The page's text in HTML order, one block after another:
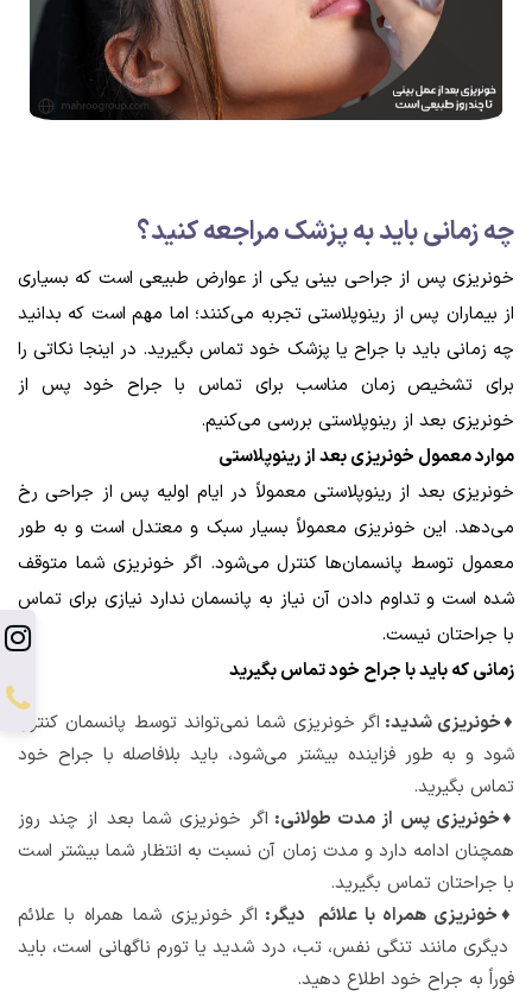
چه زمانی باید به پزشک مراجعه کنید؟
خونریزی پس از جراحی بینی یکی از عوارض طبیعی است که بسیاری
از بیماران پس از رینوپلاستی تجربه می‌کنند؛ اما مهم است که بدانید
چه زمانی باید با جراح یا پزشک خود تماس بگیرید. در اینجا نکاتی را
برای تشخیص زمان مناسب برای تماس با جراح خود پس از
خونریزی بعد از رینوپلاستی بررسی می‌کنیم.
موارد معمول خونریزی بعد از رینوپلاستی
خونریزی بعد از رینوپلاستی معمولاً در ایام اولیه پس از جراحی رخ
می‌دهد. این خونریزی معمولاً بسیار سبک و معتدل است و به طور
معمول توسط پانسمان‌ها کنترل می‌شود. اگر خونریزی شما متوقف
شده است و تداوم دادن آن نیاز به پانسمان ندارد نیازی برای تماس
با جراحتان نیست.
زمانی که باید با جراح خود تماس بگیرید
♦خونریزی شدید: اگر خونریزی شما نمی‌تواند توسط پانسمان کنترل
شود و به طور فزاینده بیشتر می‌شود، باید بلافاصله با جراح خود
تماس بگیرید.
♦خونریزی پس از مدت طولانی: اگر خونریزی شما بعد از چند روز
همچنان ادامه دارد و مدت زمان آن نسبت به انتظار شما بیشتر است
با جراحتان تماس بگیرید.
♦خونریزی همراه با علائم دیگر: اگر خونریزی شما همراه با علائم
دیگری مانند تنگی نفس، تب، درد شدید یا تورم ناگهانی است، باید
فوراً به جراح خود اطلاع دهید.